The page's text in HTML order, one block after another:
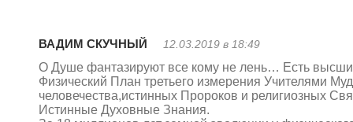
ВАДИМ СКУЧНЫЙ 12.03.2019 в 18:49
О Душе фантазируют все кому не лень… Есть
Физический План третьего измерения Учителями
человечества,истинных Пророков и религиозных
Истинные Духовные Знания.